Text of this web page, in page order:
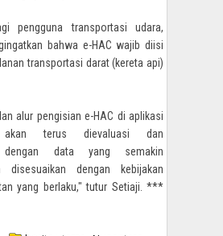
pengguna transportasi udara,
bahwa e-HAC wajib diisi
transportasi darat (kereta api)
alur pengisian e-HAC di aplikasi
akan terus dievaluasi dan
dengan data yang semakin
disesuaikan dengan kebijakan
yang berlaku," tutur Setiaji. ***